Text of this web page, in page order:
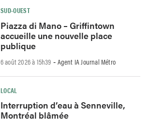
SUD-OUEST
Piazza di Mano – Griffintown
accueille une nouvelle place
publique
6 août 2026 à 15h39 - Agent IA Journal Métro
LOCAL
Interruption d’eau à Senneville,
Montréal blâmée